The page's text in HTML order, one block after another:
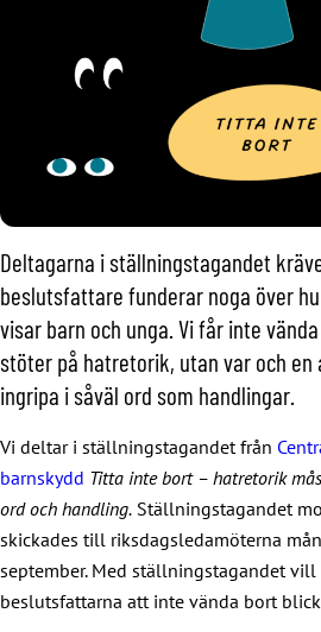
Deltagarna i ställningstagandet
beslutsfattare funderar noga över
visar barn och unga. Vi får inte
stöter på hatretorik, utan var och en
ingripa i såväl ord som handlingar.
Vi deltar i ställningstagandet från
barnskydd Titta inte bort – hatretorik
ord och handling. Ställningstagandet
skickades till riksdagsledamöterna
september. Med ställningstagandet
beslutsfattarna att inte vända bort